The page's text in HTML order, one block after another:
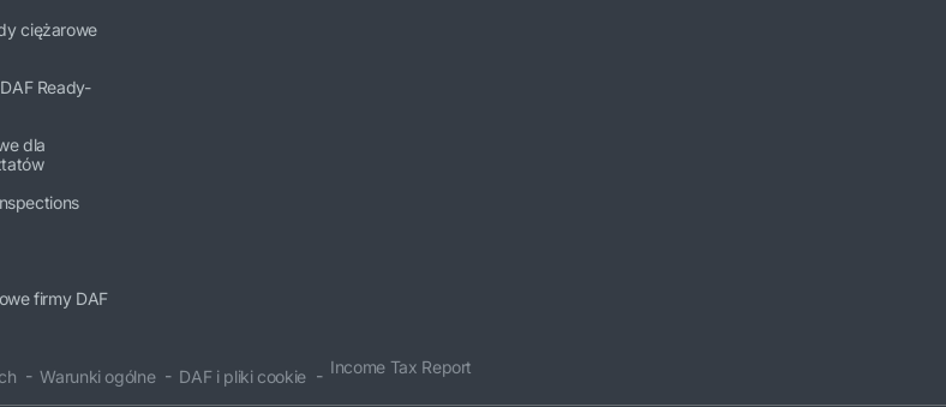
ciężarowe
Ready-
dla
firmy DAF
Warunki ogólne DAF i pliki cookie Income Tax Report